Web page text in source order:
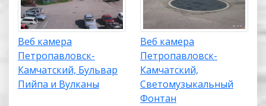
Веб камера
Петропавловск-
Камчатский, Бульвар
Пийпа и Вулканы
Веб камера
Петропавловск-
Камчатский,
Светомузыкальный
Фонтан